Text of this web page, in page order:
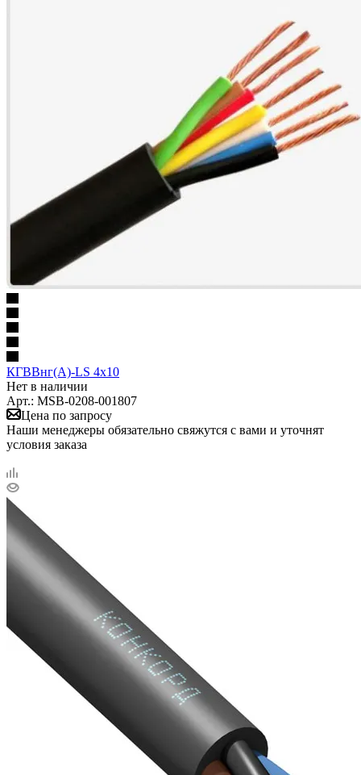
КГВВнг(А)-LS 4х10
Нет в наличии
Арт.: MSB-0208-001807
Цена по запросу
Наши менеджеры обязательно свяжутся с вами и уточнят
условия заказа